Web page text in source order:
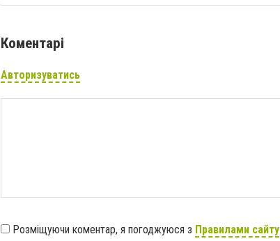
Коментарі
Авторизуватись
Розміщуючи коментар, я погоджуюся з Правилами сайту